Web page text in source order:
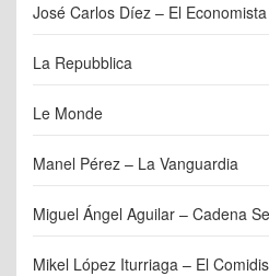
José Carlos Díez – El
La Repubblica
Le Monde
Manel Pérez – La Vanguardia
Miguel Ángel Aguilar – Cadena
Mikel López Iturriaga – El